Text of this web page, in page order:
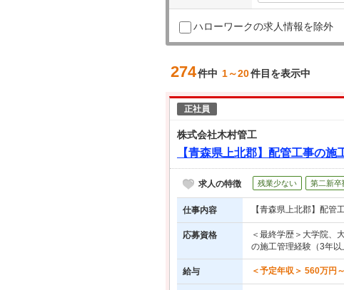
ハローワークの求人情報を除外
274件中 1～20件目を表示中
正社員
株式会社木村管工
【青森県上北郡】配管工事の
求人の特徴 残業少ない 第二新卒
仕事内容 【青森県上北郡】配管
応募資格
＜最終学歴＞大学院、
の施工管理経験（3年
給与 ＜予定年収＞ 560万円